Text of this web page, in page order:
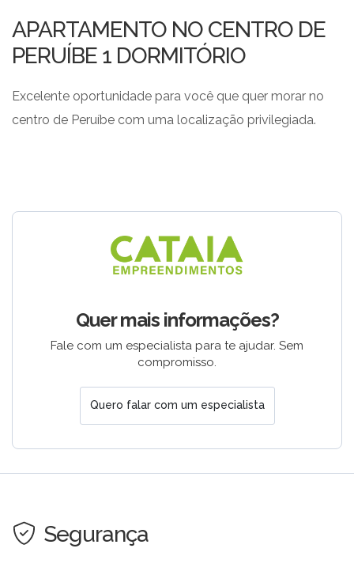
APARTAMENTO NO CENTRO DE
PERUÍBE 1 DORMITÓRIO
Excelente oportunidade para você que quer morar no
centro de Peruíbe com uma localização privilegiada.
Quer mais informações?
Fale com um especialista para te ajudar. Sem
compromisso.
Quero falar com um especialista
Segurança